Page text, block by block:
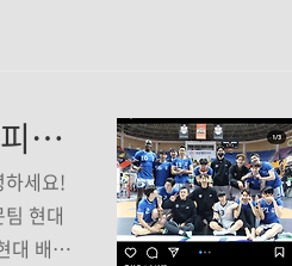
에 샀던 위 책을 한번 정독해보
시간이 너무 빠르게 흘러 아쉽네요
늘이..
제가 좋아하는 배구 현대캐피탈 스카이워커스를 소개합니다!
하세요!
현대
대 배구